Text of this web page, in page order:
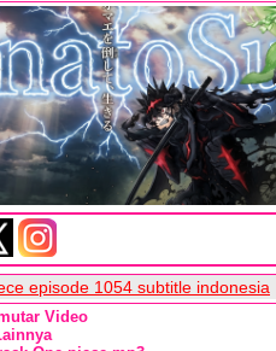
episode 1054 subtitle indonesia
Video